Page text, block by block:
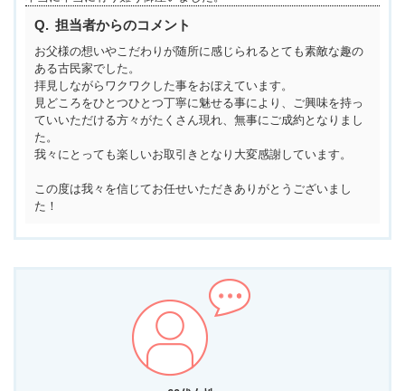
担当者からのコメント
お父様の想いやこだわりが随所に感じられるとても素敵な趣の
ある古民家でした。
拝見しながらワクワクした事をおぼえています。
見どころをひとつひとつ丁寧に魅せる事により、ご興味を持っ
ていいただける方々がたくさん現れ、無事にご成約となりまし
た。
我々にとっても楽しいお取引きとなり大変感謝しています。
この度は我々を信じてお任せいただきありがとうございまし
た！